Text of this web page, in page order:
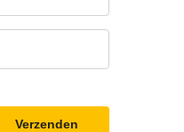
Verzenden